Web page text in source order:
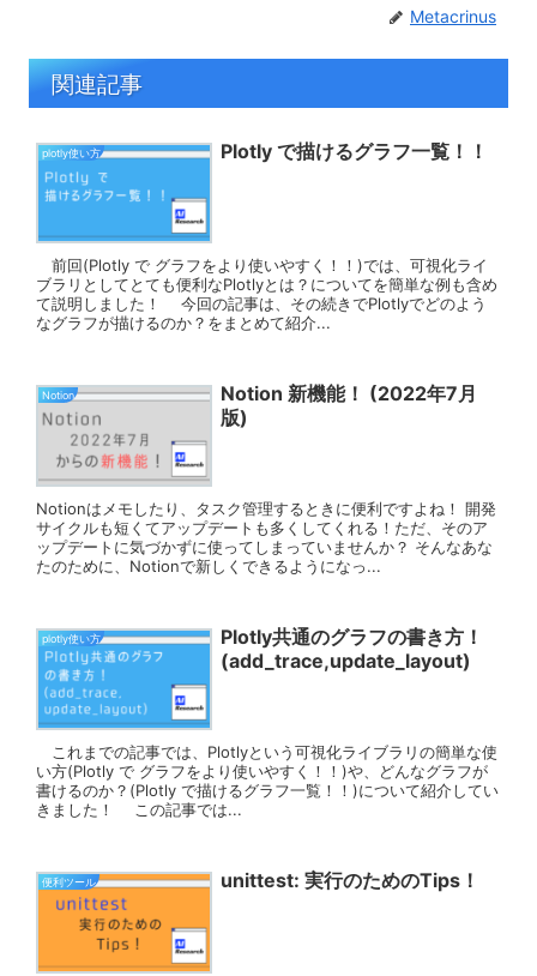
Metacrinus
関連記事
plotly使い方 Plotly で描けるグラフ一覧！！
前回(Plotly で グラフをより使いやすく！！)では、可視化ライ
ブラリとしてとても便利なPlotlyとは？についてを簡単な例も含め
て説明しました！ 今回の記事は、その続きでPlotlyでどのよう
なグラフが描けるのか？をまとめて紹介...
Notion
Notion 新機能！ (2022年7月
版)
Notionはメモしたり、タスク管理するときに便利ですよね！ 開発
サイクルも短くてアップデートも多くしてくれる！ただ、そのア
ップデートに気づかずに使ってしまっていませんか？ そんなあな
たのために、Notionで新しくできるようになっ...
plotly使い方
Plotly共通のグラフの書き方！
(add_trace,update_layout)
これまでの記事では、Plotlyという可視化ライブラリの簡単な使
い方(Plotly で グラフをより使いやすく！！)や、どんなグラフが
書けるのか？(Plotly で描けるグラフ一覧！！)について紹介してい
きました！ この記事では...
便利ツール unittest: 実行のためのTips！